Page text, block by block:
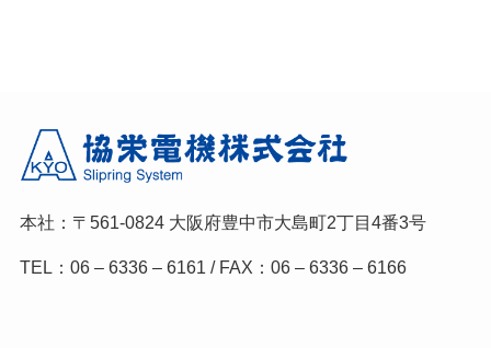
本社：〒561-0824 大阪府豊中市大島町2丁目4番3号
TEL：06 – 6336 – 6161 / FAX：06 – 6336 – 6166